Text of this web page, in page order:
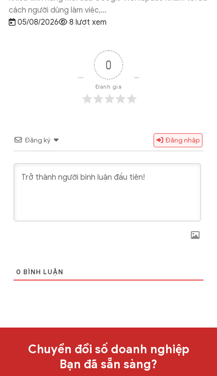
nội dung,...
05/08/2026
6 lượt xem
0
Đánh giá
Đăng ký Đăng nhập
0 BÌNH LUẬN
Chuyển đổi số doanh nghiệp
Bạn đã sẵn sàng?